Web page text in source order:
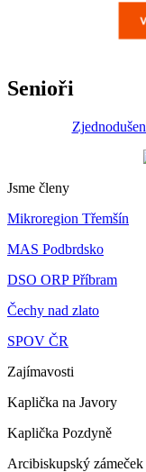
Senioři
Jsme členy
Mikroregion Třemšín
MAS Podbrdsko
DSO ORP Příbram
Čechy nad zlato
SPOV ČR
Zajímavosti
Kaplička na Javory
Kaplička Pozdyně
Arcibiskupský